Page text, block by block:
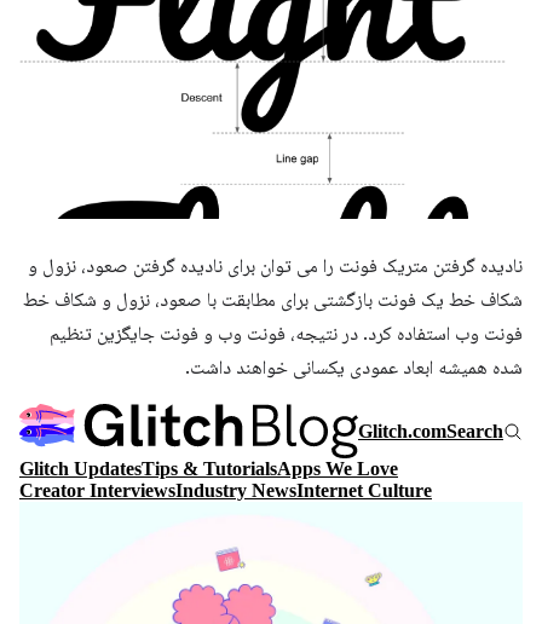
نادیده گرفتن متریک فونت را می توان برای نادیده گرفتن صعود، نزول و
شکاف خط یک فونت بازگشتی برای مطابقت با صعود، نزول و شکاف خط
فونت وب استفاده کرد. در نتیجه، فونت وب و فونت جایگزین تنظیم
شده همیشه ابعاد عمودی یکسانی خواهند داشت.